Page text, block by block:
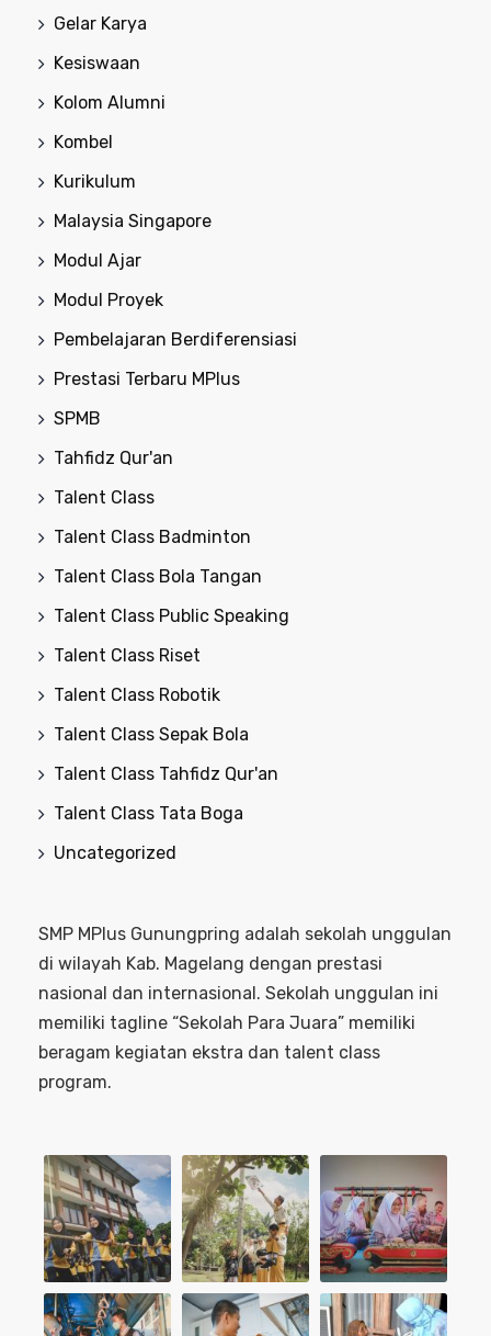
Gelar Karya
Kesiswaan
Kolom Alumni
Kombel
Kurikulum
Malaysia Singapore
Modul Ajar
Modul Proyek
Pembelajaran Berdiferensiasi
Prestasi Terbaru MPlus
SPMB
Tahfidz Qur'an
Talent Class
Talent Class Badminton
Talent Class Bola Tangan
Talent Class Public Speaking
Talent Class Riset
Talent Class Robotik
Talent Class Sepak Bola
Talent Class Tahfidz Qur'an
Talent Class Tata Boga
Uncategorized
SMP MPlus Gunungpring adalah sekolah unggulan
di wilayah Kab. Magelang dengan prestasi
nasional dan internasional. Sekolah unggulan ini
memiliki tagline “Sekolah Para Juara” memiliki
beragam kegiatan ekstra dan talent class
program.